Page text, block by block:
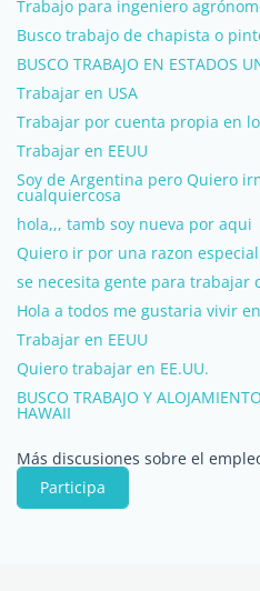
Trabajo para ingeniero
Busco trabajo de chapista o
BUSCO TRABAJO EN ESTADOS
Trabajar en USA
Trabajar por cuenta propia en
Trabajar en EEUU
Soy de Argentina pero Quiero
cualquiercosa
hola,,, tamb soy nueva por aqui
Quiero ir por una razon
se necesita gente para trabajar
Hola a todos me gustaria vivir
Trabajar en EEUU
Quiero trabajar en EE.UU.
BUSCO TRABAJO Y
HAWAII
Más discusiones sobre el
Participa